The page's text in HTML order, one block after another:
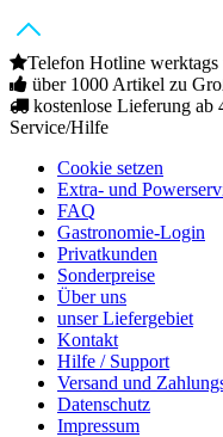
Telefon Hotline
über 1000 Artikel zu
kostenlose Lieferung ab
Service/Hilfe
Cookie setzen
Extra- und
FAQ
Gastronomie-Login
Privatkunden
Sonderpreise
Über uns
unser Liefergebiet
Kontakt
Hilfe / Support
Versand und
Datenschutz
Impressum